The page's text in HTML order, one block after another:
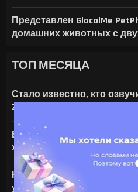
Представлен GlocalMe
домашних животных с
ТОП МЕСЯЦА
Стало известно, кто
Zero Company
Все амулеты и кольца в
характеристики и
На что только не идут
установил серверную